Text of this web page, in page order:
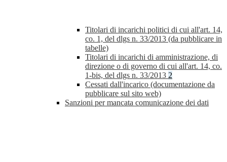
Titolari di incarichi politici di cui all'art. 14,
co. 1, del dlgs n. 33/2013 (da pubblicare in
tabelle)
Titolari di incarichi di amministrazione, di
direzione o di governo di cui all'art. 14, co.
1-bis, del dlgs n. 33/2013 2
Cessati dall'incarico (documentazione da
pubblicare sul sito web)
Sanzioni per mancata comunicazione dei dati